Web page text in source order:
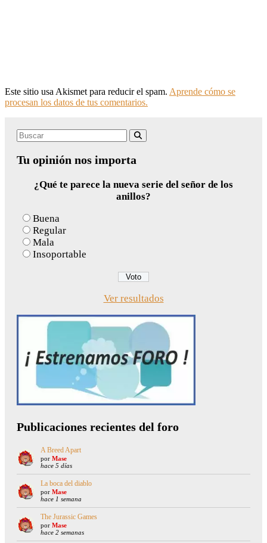
Este sitio usa Akismet para reducir el spam. Aprende cómo se
procesan los datos de tus comentarios.
Search
Tu opinión nos importa
¿Qué te parece la nueva serie del señor de los
anillos?
Buena
Regular
Mala
Insoportable
Ver resultados
Publicaciones recientes del foro
A Breed Apart
por Mase
hace 5 días
La boca del diablo
por Mase
hace 1 semana
The Jurassic Games
por Mase
hace 2 semanas